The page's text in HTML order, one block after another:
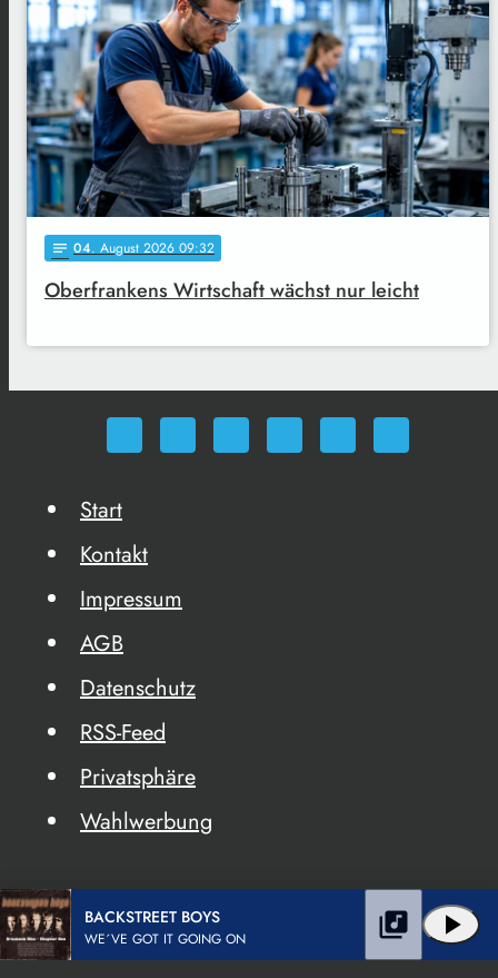
notes 04. August 2026 09:32
Oberfrankens Wirtschaft wächst nur leicht
Start
Kontakt
Impressum
AGB
Datenschutz
RSS-Feed
Privatsphäre
Wahlwerbung
BACKSTREET BOYS
WE´VE GOT IT GOING ON play_arrow
library_music